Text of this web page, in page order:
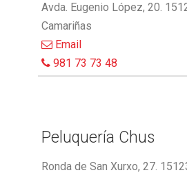
Avda. Eugenio López, 20.
Camariñas
Email
981 73 73 48
Peluquería Chus
Ronda de San Xurxo, 27.